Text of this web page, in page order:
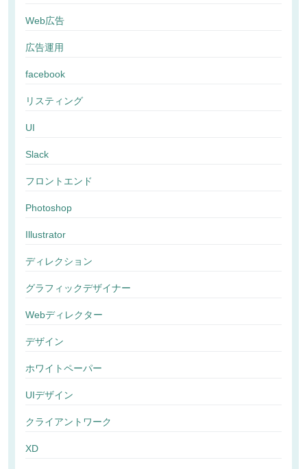
Web広告
広告運用
facebook
リスティング
UI
Slack
フロントエンド
Photoshop
Illustrator
ディレクション
グラフィックデザイナー
Webディレクター
デザイン
ホワイトペーパー
UIデザイン
クライアントワーク
XD